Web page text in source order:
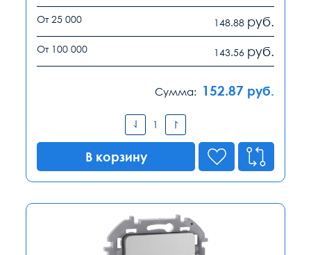
От 25 000 148.88 руб.
От 100 000 143.56 руб.
Сумма: 152.87 руб.
В корзину